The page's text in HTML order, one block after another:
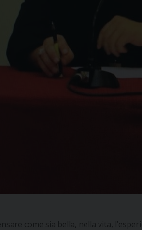
come sia bella, nella vita,